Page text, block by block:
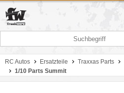
RC Autos Ersatzteile Traxxas Parts
1/10 Parts Summit